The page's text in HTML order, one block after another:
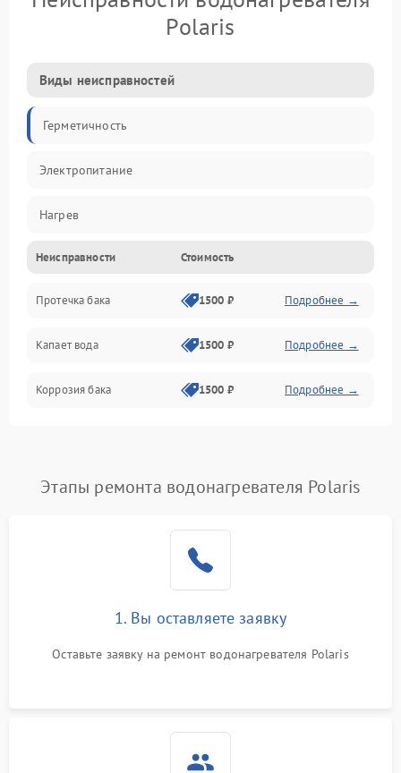
Polaris
Виды неисправностей
Герметичность
Электропитание
Нагрев
Датчики
Механика
Неисправности Стоимость
Протечка бака 1500 ₽ Подробнее →
Капает вода 1500 ₽ Подробнее →
Коррозия бака 1500 ₽ Подробнее →
Этапы ремонта водонагревателя Polaris
1. Вы оставляете заявку
Оставьте заявку на ремонт водонагревателя Polaris